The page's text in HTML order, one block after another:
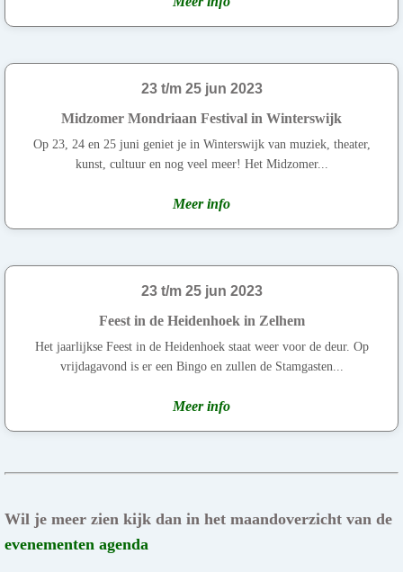
23 t/m 25 jun 2023
Midzomer Mondriaan Festival in Winterswijk
Op 23, 24 en 25 juni geniet je in Winterswijk van muziek, theater,
kunst, cultuur en nog veel meer! Het Midzomer...
Meer info
23 t/m 25 jun 2023
Feest in de Heidenhoek in Zelhem
Het jaarlijkse Feest in de Heidenhoek staat weer voor de deur. Op
vrijdagavond is er een Bingo en zullen de Stamgasten...
Meer info
Wil je meer zien kijk dan in het maandoverzicht van de
evenementen agenda